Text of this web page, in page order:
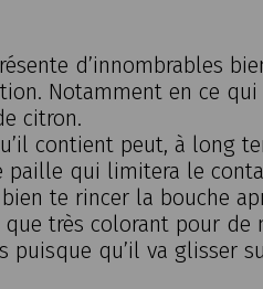
d’innombrables
Notamment en ce
citron.
contient peut, à long
paille qui limitera le
te rincer la bouche
très colorant pour de
qu’il va glisser